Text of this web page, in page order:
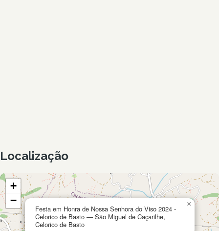
Localização
Festa em Honra de Nossa Senhora do Viso 2024 -
Celorico de Basto — São Miguel de Caçarilhe,
Celorico de Basto
×
+
−